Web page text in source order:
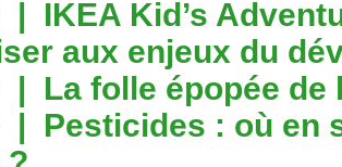
| IKEA Kid’s
aux enjeux du
| La folle épopée de
| Pesticides : où en